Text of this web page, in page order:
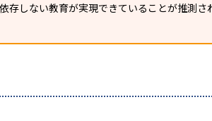
しない教育が実現できていることが推測さ